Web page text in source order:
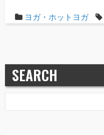
ヨガ・ホットヨガ
SEARCH